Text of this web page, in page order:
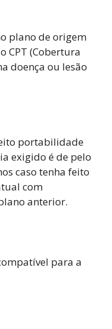
plano de origem
CPT (Cobertura
doença ou lesão
portabilidade
exigido é de pelo
caso tenha feito
com
anterior.
para a